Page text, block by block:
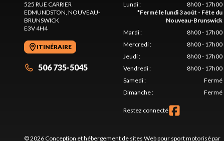
525 RUE CARRIER
EDMUNDSTON, NOUVEAU-
BRUNSWICK
E3V 4H4
ITINÉRAIRE
506 735-5045
Lundi:
8h00 - 17h00
*Fermé le lundi 3 août - Fête du
Nouveau-Brunswick
Mardi:
8h00 - 17h00
Mercredi:
8h00 - 17h00
Jeudi:
8h00 - 17h00
Vendredi:
8h00 - 17h00
Samedi:
Fermé
Dimanche: Fermé
Restez connecté
© 2026 Conception et hébergement de sites Web pour sport motorisé par